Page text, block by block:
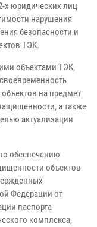
х юридических лиц
нарушения
безопасности и
ТЭК.
объектами ТЭК,
на предмет
а также
актуализации
обеспечению
объектов
Федерации от
паспорта
комплекса,